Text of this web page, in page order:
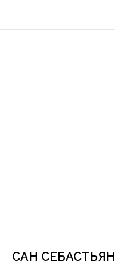
САН СЕБАСТЬЯН